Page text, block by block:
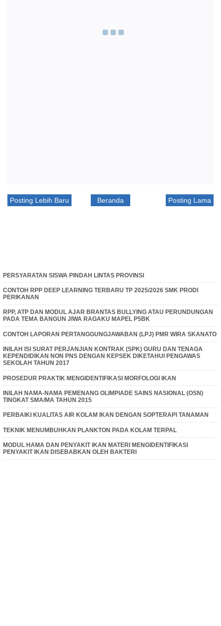
Posting Lebih Baru Posting Lama
Beranda
PERSYARATAN SISWA PINDAH LINTAS PROVINSI
CONTOH RPP DEEP LEARNING TERBARU TP 2025/2026 SMK PRODI
PERIKANAN
RPP, ATP DAN MODUL AJAR BRANTAS BULLYING ATAU PERUNDUNGAN
PADA TEMA BANGUN JIWA RAGAKU MAPEL P5BK
CONTOH LAPORAN PERTANGGUNGJAWABAN (LPJ) PMR WIRA SKANATO
INILAH ISI SURAT PERJANJIAN KONTRAK (SPK) GURU DAN TENAGA
KEPENDIDIKAN NON PNS DENGAN KEPSEK DIKETAHUI PENGAWAS
SEKOLAH TAHUN 2017
PROSEDUR PRAKTIK MENGIDENTIFIKASI MORFOLOGI IKAN
INILAH NAMA-NAMA PEMENANG OLIMPIADE SAINS NASIONAL (OSN)
TINGKAT SMA/MA TAHUN 2015
PERBAIKI KUALITAS AIR KOLAM IKAN DENGAN SOPTERAPI TANAMAN
TEKNIK MENUMBUHKAN PLANKTON PADA KOLAM TERPAL
MODUL HAMA DAN PENYAKIT IKAN MATERI MENGIDENTIFIKASI
PENYAKIT IKAN DISEBABKAN OLEH BAKTERI